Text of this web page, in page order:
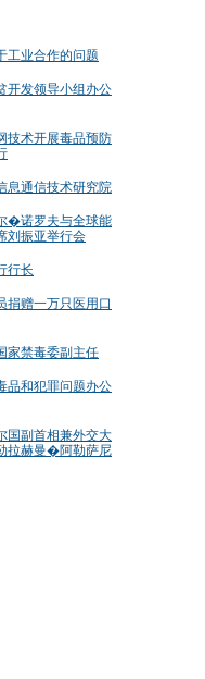
工业合作的问题
开发领导小组办公
技术开展毒品预防
息通信技术研究院
�诺罗夫与全球能
振亚举行会
行长
捐赠一万只医用口
家禁毒委副主任
品和犯罪问题办公
国副首相兼外交大
拉赫曼�阿勒萨尼